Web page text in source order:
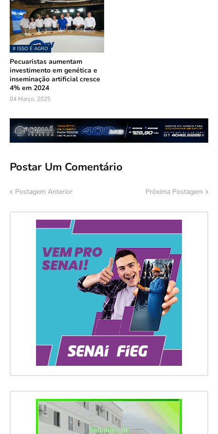
# ISSO É AGRO
Pecuaristas aumentam
investimento em genética e
inseminação artificial cresce
4% em 2024
04 Março, 2025
Postar Um Comentário
Postagem Anterior Próxima Postagem